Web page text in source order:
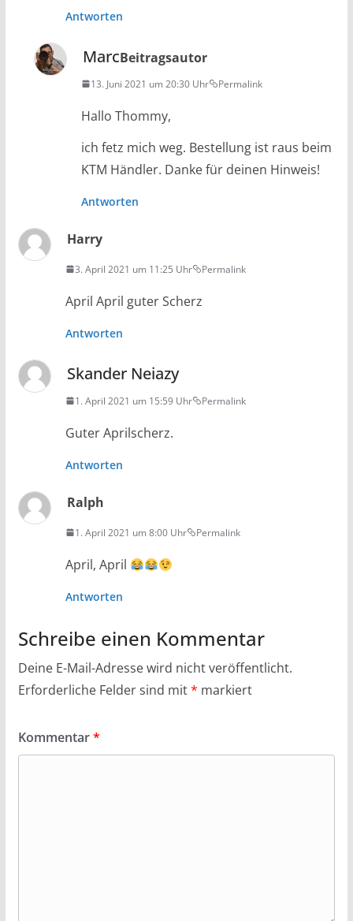
Antworten
MarcBeitragsautor
13. Juni 2021 um 20:30 Uhr Permalink
Hallo Thommy,
ich fetz mich weg. Bestellung ist raus beim
KTM Händler. Danke für deinen Hinweis!
Antworten
Harry
3. April 2021 um 11:25 Uhr Permalink
April April guter Scherz
Antworten
Skander Neiazy
1. April 2021 um 15:59 Uhr Permalink
Guter Aprilscherz.
Antworten
Ralph
1. April 2021 um 8:00 Uhr Permalink
April, April
Antworten
Schreibe einen Kommentar
Deine E-Mail-Adresse wird nicht veröffentlicht.
Erforderliche Felder sind mit* markiert
Kommentar*